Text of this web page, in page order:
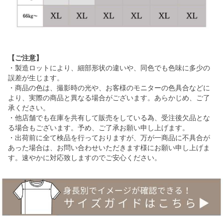
【ご注意】
・製造ロットにより、細部形状の違いや、同色でも色味に多少の
誤差が生じます。
・商品の色は、撮影時の光や、お客様のモニターの色具合などに
より、実際の商品と異なる場合がございます。あらかじめ、ご了
承ください。
・他店舗でも在庫を共有して販売をしている為、受注後欠品とな
る場合もございます。予め、ご了承お願い申し上げます。
・出荷前に全て検品を行っておりますが、万が一商品に不具合が
あった場合は、お問い合わせいただきます様にお願い申し上げま
す。速やかに対応致しますのでご安心ください。